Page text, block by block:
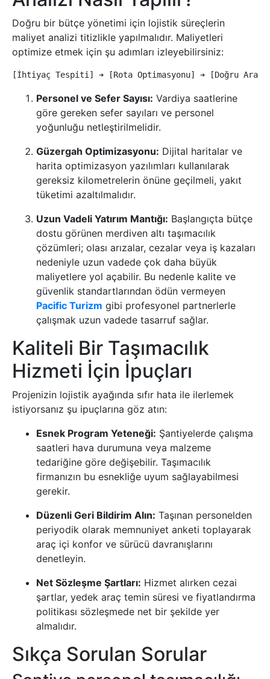
Doğru bir bütçe yönetimi için lojistik süreçlerin
maliyet analizi titizlikle yapılmalıdır. Maliyetleri
optimize etmek için şu adımları izleyebilirsiniz:
Personel ve Sefer Sayısı: Vardiya saatlerine
göre gereken sefer sayıları ve personel
yoğunluğu netleştirilmelidir.
Güzergah Optimizasyonu: Dijital haritalar ve
harita optimizasyon yazılımları kullanılarak
gereksiz kilometrelerin önüne geçilmeli, yakıt
tüketimi azaltılmalıdır.
Uzun Vadeli Yatırım Mantığı: Başlangıçta bütçe
dostu görünen merdiven altı taşımacılık
çözümleri; olası arızalar, cezalar veya iş kazaları
nedeniyle uzun vadede çok daha büyük
maliyetlere yol açabilir. Bu nedenle kalite ve
güvenlik standartlarından ödün vermeyen
Pacific Turizm gibi profesyonel partnerlerle
çalışmak uzun vadede tasarruf sağlar.
Kaliteli Bir Taşımacılık
Hizmeti İçin İpuçları
Projenizin lojistik ayağında sıfır hata ile ilerlemek
istiyorsanız şu ipuçlarına göz atın:
Esnek Program Yeteneği: Şantiyelerde çalışma
saatleri hava durumuna veya malzeme
tedariğine göre değişebilir. Taşımacılık
firmanızın bu esnekliğe uyum sağlayabilmesi
gerekir.
Düzenli Geri Bildirim Alın: Taşınan personelden
periyodik olarak memnuniyet anketi toplayarak
araç içi konfor ve sürücü davranışlarını
denetleyin.
Net Sözleşme Şartları: Hizmet alırken cezai
şartlar, yedek araç temin süresi ve fiyatlandırma
politikası sözleşmede net bir şekilde yer
almalıdır.
Sıkça Sorulan Sorular